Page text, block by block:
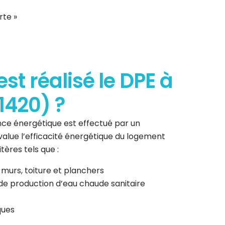
»
réalisé le DPE à
?
énergétique est effectué par un
l’efficacité énergétique du logement
tels que :
murs, toiture et planchers
production d’eau chaude sanitaire